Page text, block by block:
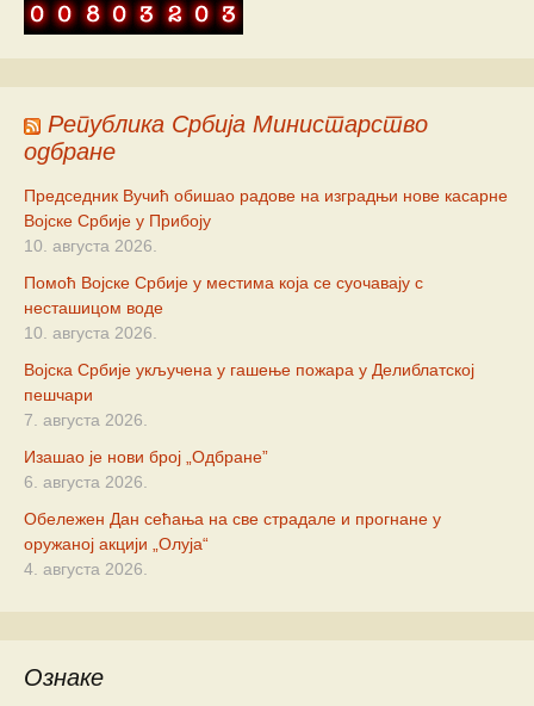
Република Србија Министарство
одбране
Председник Вучић обишао радове на изградњи нове касарне
Војске Србије у Прибоју
10. августа 2026.
Помоћ Војске Србије у местима која се суочавају с
несташицом воде
10. августа 2026.
Војска Србије укључена у гашење пожара у Делиблатској
пешчари
7. августа 2026.
Изашао је нови број „Одбране”
6. августа 2026.
Обележен Дан сећања на све страдале и прогнане у
оружаној акцији „Олуја“
4. августа 2026.
Ознаке